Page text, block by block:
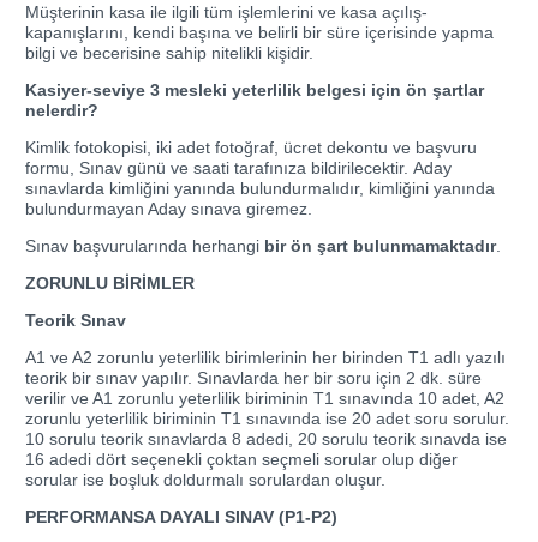
Müşterinin kasa ile ilgili tüm işlemlerini ve kasa açılış-
kapanışlarını, kendi başına ve belirli bir süre içerisinde yapma
bilgi ve becerisine sahip nitelikli kişidir.
Kasiyer-seviye 3 mesleki yeterlilik belgesi için ön şartlar
nelerdir?
Kimlik fotokopisi, iki adet fotoğraf, ücret dekontu ve başvuru
formu, Sınav günü ve saati tarafınıza bildirilecektir. Aday
sınavlarda kimliğini yanında bulundurmalıdır, kimliğini yanında
bulundurmayan Aday sınava giremez.
Sınav başvurularında herhangi bir ön şart bulunmamaktadır.
ZORUNLU BİRİMLER
Teorik Sınav
A1 ve A2 zorunlu yeterlilik birimlerinin her birinden T1 adlı yazılı
teorik bir sınav yapılır. Sınavlarda her bir soru için 2 dk. süre
verilir ve A1 zorunlu yeterlilik biriminin T1 sınavında 10 adet, A2
zorunlu yeterlilik biriminin T1 sınavında ise 20 adet soru sorulur.
10 sorulu teorik sınavlarda 8 adedi, 20 sorulu teorik sınavda ise
16 adedi dört seçenekli çoktan seçmeli sorular olup diğer
sorular ise boşluk doldurmalı sorulardan oluşur.
PERFORMANSA DAYALI SINAV (P1-P2)